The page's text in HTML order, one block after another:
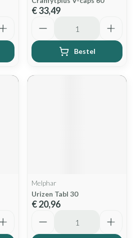
€ 33,49
Bestel
Melphar
Urizen Tabl 30
€ 20,96